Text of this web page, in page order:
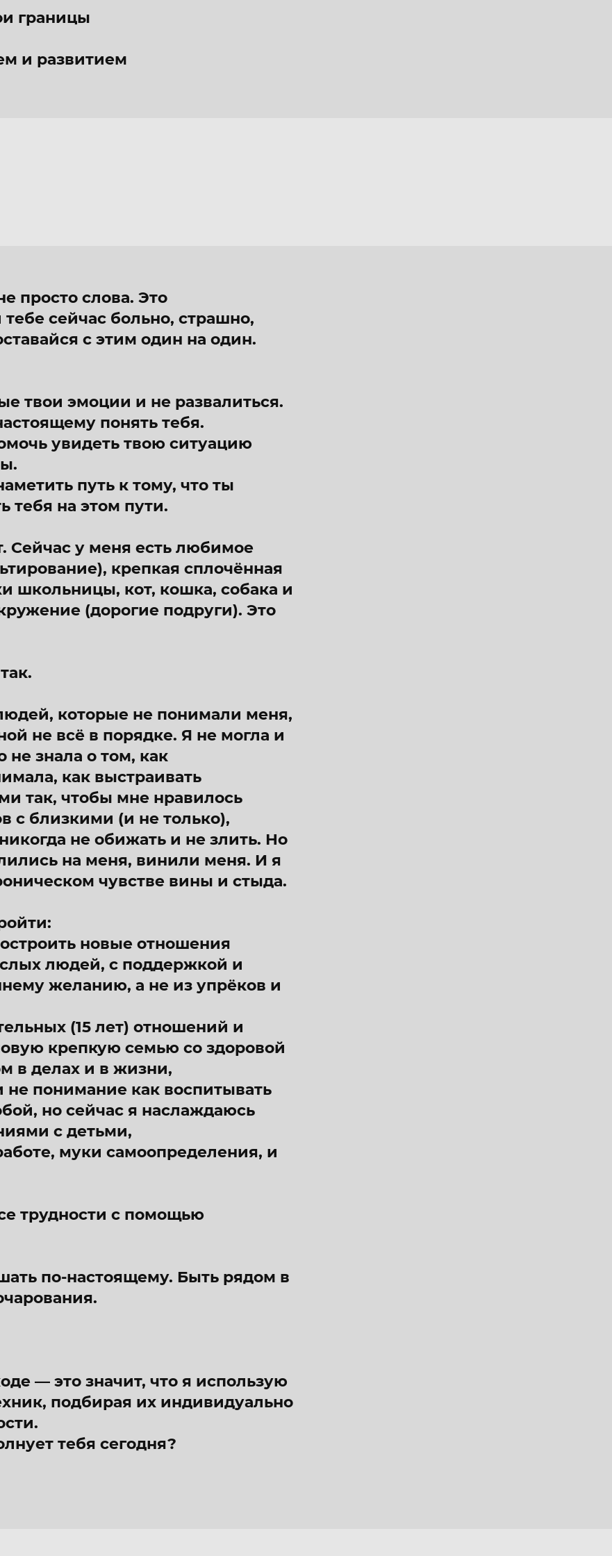
границы
и развитием
просто слова. Это
сейчас больно, страшно,
с этим один на один.
твои эмоции и не развалиться.
понять тебя.
увидеть твою ситуацию
путь к тому, что ты
тебя на этом пути.
Сейчас у меня есть любимое
крепкая сплочённая
школьницы, кот, кошка, собака и
(дорогие подруги). Это
которые не понимали меня,
не всё в порядке. Я не могла и
не знала о том, как
как выстраивать
так, чтобы мне нравилось
с близкими (и не только),
не обижать и не злить. Но
на меня, винили меня. И я
чувстве вины и стыда.
новые отношения
людей, с поддержкой и
желанию, а не из упрёков и
(15 лет) отношений и
крепкую семью со здоровой
в делах и в жизни,
не понимание как воспитывать
но сейчас я наслаждаюсь
с детьми,
муки самоопределения, и
трудности с помощью
по-настоящему. Быть рядом в
— это значит, что я использую
подбирая их индивидуально
тебя сегодня?